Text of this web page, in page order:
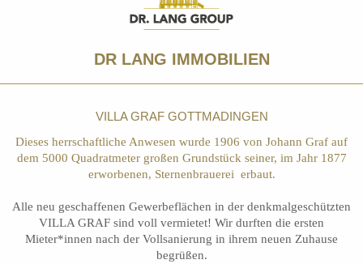
DR LANG IMMOBILIEN
VILLA GRAF GOTTMADINGEN
Dieses herrschaftliche Anwesen wurde 1906 von Johann Graf auf
dem 5000 Quadratmeter großen Grundstück seiner, im Jahr 1877
erworbenen, Sternenbrauerei erbaut.
Alle neu geschaffenen Gewerbeflächen in der denkmalgeschützten
VILLA GRAF sind voll vermietet! Wir durften die ersten
Mieter*innen nach der Vollsanierung in ihrem neuen Zuhause
begrüßen.